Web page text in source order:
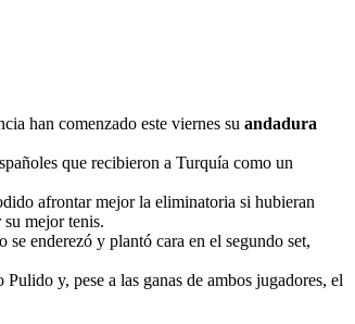
han comenzado este viernes su andadura
que recibieron a Turquía como un
afrontar mejor la eliminatoria si hubieran
mejor tenis.
enderezó y plantó cara en el segundo set,
y, pese a las ganas de ambos jugadores, el